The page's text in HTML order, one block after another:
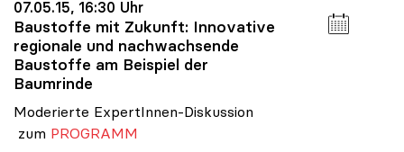
07.05.15, 16:30 Uhr
Baustoffe mit Zukunft: Innovative
regionale und nachwachsende
Baustoffe am Beispiel der
Baumrinde
Moderierte ExpertInnen-Diskussion
zum PROGRAMM